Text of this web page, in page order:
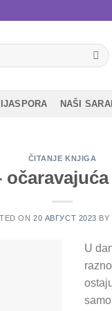
NAŠI
ČITANJE KNJIGA
ON20 АВГУСТ 2023 BY
U